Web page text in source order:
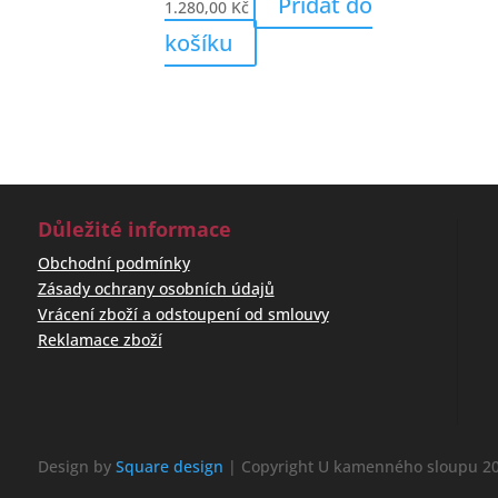
1.280,00 Kč
košíku
Důležité informace
Obchodní podmínky
Zásady ochrany osobních údajů
Vrácení zboží a odstoupení od smlouvy
Reklamace zboží
Design by Square design | Copyright U kamenného sloupu